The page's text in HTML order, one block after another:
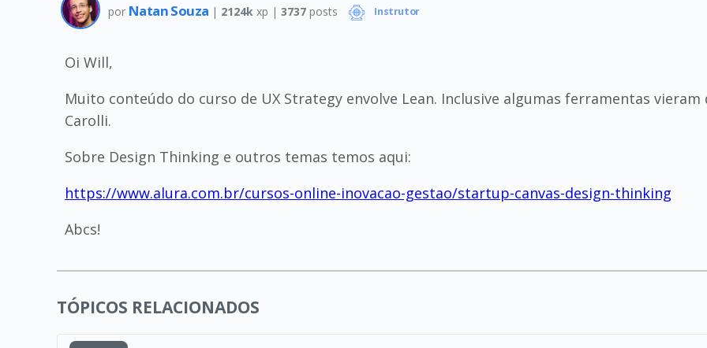
por Natan Souza | 2124k xp | 3737posts Instrutor
Oi Will,
Muito conteúdo do curso de UX Strategy envolve Lean. Inclusive algumas ferramentas
Carolli.
Sobre Design Thinking e outros temas temos aqui:
https://www.alura.com.br/cursos-online-inovacao-gestao/startup-canvas-design-thinking
Abcs!
TÓPICOS RELACIONADOS